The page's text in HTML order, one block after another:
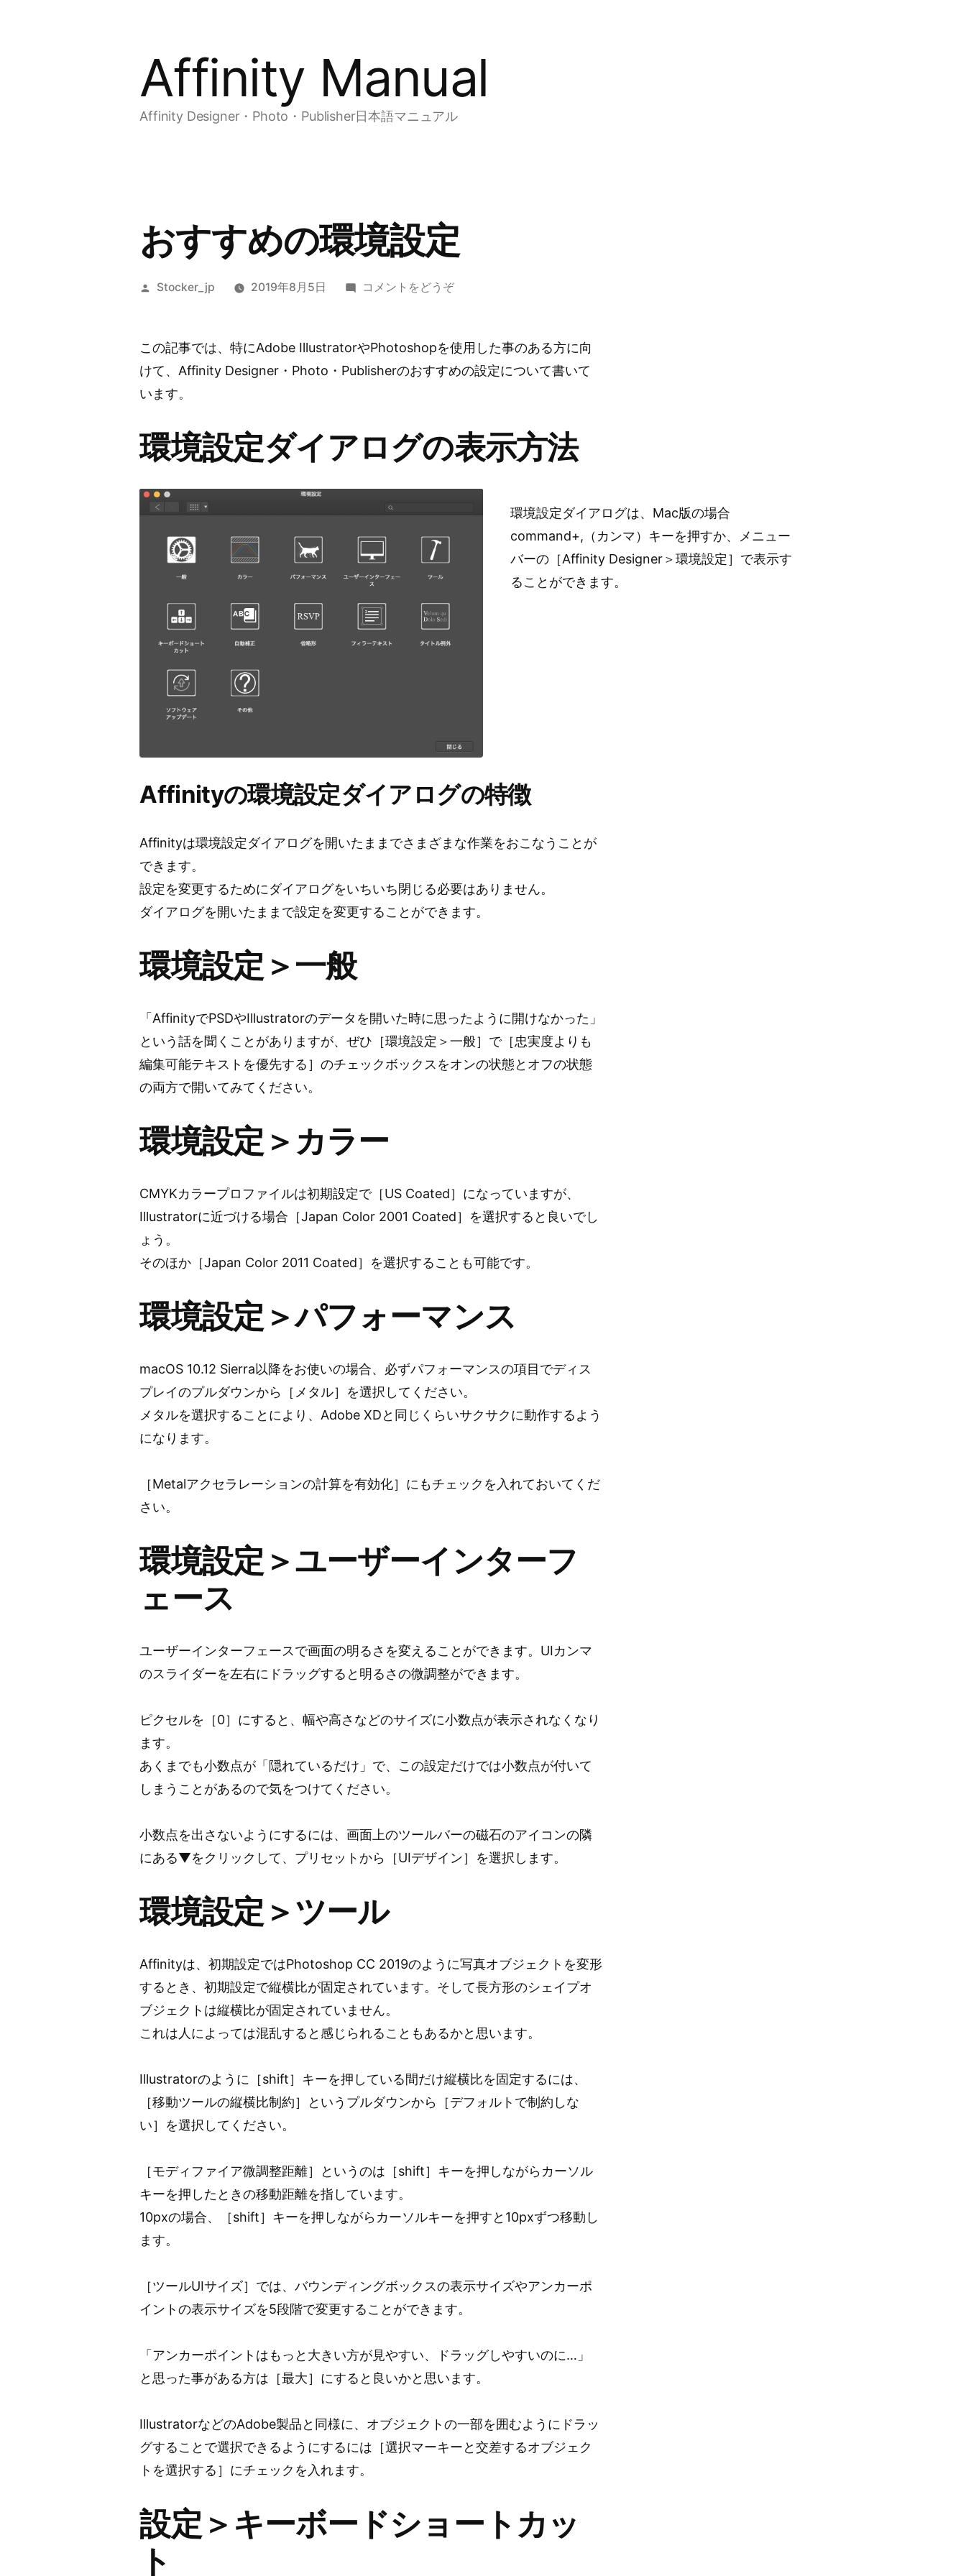
Affinity Manual
Affinity Designer・Photo・Publisher日本語マニュアル
おすすめの環境設定
投
Stocker_jp 2019年8月5日 コメントをどうぞ(お
め
の
定)
この記事では、特にAdobe IllustratorやPhotoshopを使用した事のある方に向
けて、Affinity Designer・Photo・Publisherのおすすめの設定について書いて
います。
環境設定ダイアログの表示方法
環境設定ダイアログは、Mac版の場合
command+,（カンマ）キーを押すか、メニュー
バーの［Affinity Designer＞環境設定］で表示す
ることができます。
Affinityの環境設定ダイアログの特徴
Affinityは環境設定ダイアログを開いたままでさまざまな作業をおこなうことが
できます。
設定を変更するためにダイアログをいちいち閉じる必要はありません。
ダイアログを開いたままで設定を変更することができます。
環境設定＞一般
「AffinityでPSDやIllustratorのデータを開いた時に思ったように開けなかった」
という話を聞くことがありますが、ぜひ［環境設定＞一般］で［忠実度よりも
編集可能テキストを優先する］のチェックボックスをオンの状態とオフの状態
の両方で開いてみてください。
環境設定＞カラー
CMYKカラープロファイルは初期設定で［US Coated］になっていますが、
Illustratorに近づける場合［Japan Color 2001 Coated］を選択すると良いでし
ょう。
そのほか［Japan Color 2011 Coated］を選択することも可能です。
環境設定＞パフォーマンス
macOS 10.12 Sierra以降をお使いの場合、必ずパフォーマンスの項目でディス
プレイのプルダウンから［メタル］を選択してください。
メタルを選択することにより、Adobe XDと同じくらいサクサクに動作するよう
になります。
［Metalアクセラレーションの計算を有効化］にもチェックを入れておいてくだ
さい。
環境設定＞ユーザーインターフ
ェース
ユーザーインターフェースで画面の明るさを変えることができます。UIカンマ
のスライダーを左右にドラッグすると明るさの微調整ができます。
ピクセルを［0］にすると、幅や高さなどのサイズに小数点が表示されなくなり
ます。
あくまでも小数点が「隠れているだけ」で、この設定だけでは小数点が付いて
しまうことがあるので気をつけてください。
小数点を出さないようにするには、画面上のツールバーの磁石のアイコンの隣
にある▼をクリックして、プリセットから［UIデザイン］を選択します。
環境設定＞ツール
Affinityは、初期設定ではPhotoshop CC 2019のように写真オブジェクトを変形
するとき、初期設定で縦横比が固定されています。そして長方形のシェイプオ
ブジェクトは縦横比が固定されていません。
これは人によっては混乱すると感じられることもあるかと思います。
Illustratorのように［shift］キーを押している間だけ縦横比を固定するには、
［移動ツールの縦横比制約］というプルダウンから［デフォルトで制約しな
い］を選択してください。
［モディファイア微調整距離］というのは［shift］キーを押しながらカーソル
キーを押したときの移動距離を指しています。
10pxの場合、［shift］キーを押しながらカーソルキーを押すと10pxずつ移動し
ます。
［ツールUIサイズ］では、バウンディングボックスの表示サイズやアンカーポ
イントの表示サイズを5段階で変更することができます。
「アンカーポイントはもっと大きい方が見やすい、ドラッグしやすいのに…」
と思った事がある方は［最大］にすると良いかと思います。
IllustratorなどのAdobe製品と同様に、オブジェクトの一部を囲むようにドラッ
グすることで選択できるようにするには［選択マーキーと交差するオブジェク
トを選択する］にチェックを入れます。
設定＞キーボードショートカッ
ト